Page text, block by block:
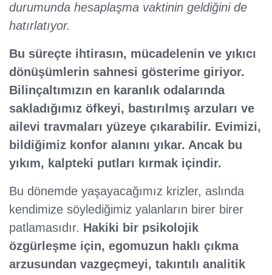
durumunda hesaplaşma vaktinin geldiğini de
hatırlatıyor.
Bu süreçte ihtirasın, mücadelenin ve yıkıcı
dönüşümlerin sahnesi gösterime giriyor.
Bilinçaltımızın en karanlık odalarında
sakladığımız öfkeyi, bastırılmış arzuları ve
ailevi travmaları yüzeye çıkarabilir. Evimizi,
bildiğimiz konfor alanını yıkar. Ancak bu
yıkım, kalpteki putları kırmak içindir.
Bu dönemde yaşayacağımız krizler, aslında
kendimize söylediğimiz yalanların birer birer
patlamasıdır. Hakiki bir psikolojik
özgürleşme için, egomuzun haklı çıkma
arzusundan vazgeçmeyi, takıntılı analitik